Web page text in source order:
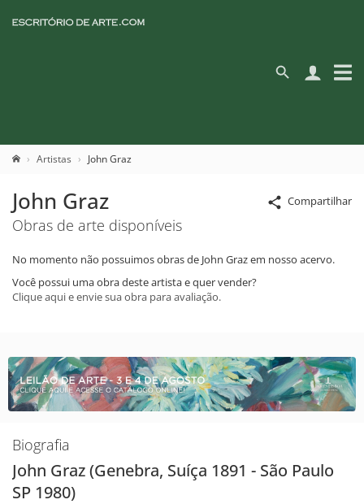
Artistas John Graz
Compartilhar
John Graz
Obras de arte disponíveis
No momento não possuimos obras de John Graz em nosso acervo.
Você possui uma obra deste artista e quer vender?
Clique aqui e envie sua obra para avaliação.
Biografia
John Graz (Genebra, Suíça 1891 - São Paulo
SP 1980)